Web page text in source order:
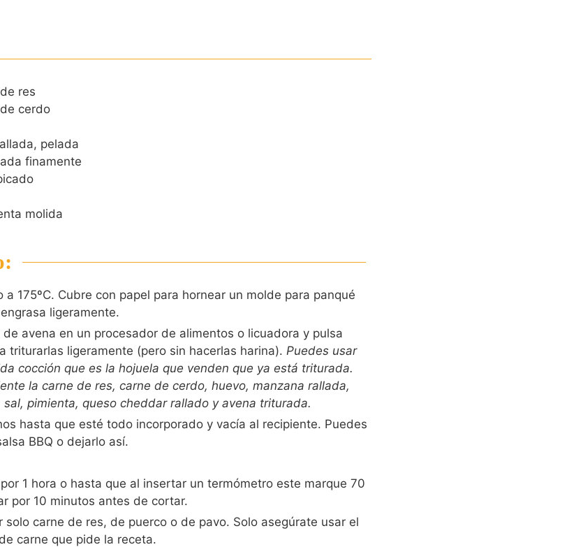
res
cerdo
pelada
finamente
molida
a 175ºC. Cubre con papel para hornear un molde para panqué
ligeramente.
de avena en un procesador de alimentos o licuadora y pulsa
triturarlas ligeramente (pero sin hacerlas harina). Puedes usar
cocción que es la hojuela que venden que ya está triturada.
la carne de res, carne de cerdo, huevo, manzana rallada,
pimienta, queso cheddar rallado y avena triturada.
hasta que esté todo incorporado y vacía al recipiente. Puedes
BBQ o dejarlo así.
1 hora o hasta que al insertar un termómetro este marque 70
por 10 minutos antes de cortar.
solo carne de res, de puerco o de pavo. Solo asegúrate usar el
carne que pide la receta.